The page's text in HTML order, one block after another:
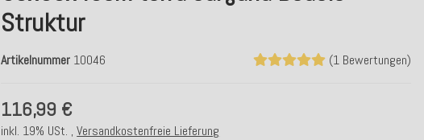
Struktur
(1 Bewertungen)
Artikelnummer 10046
116,99 €
inkl. 19% USt. ,Versandkostenfreie Lieferung